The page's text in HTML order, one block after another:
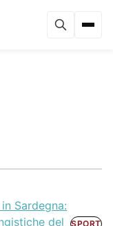
Sardegna:
del
SPORT